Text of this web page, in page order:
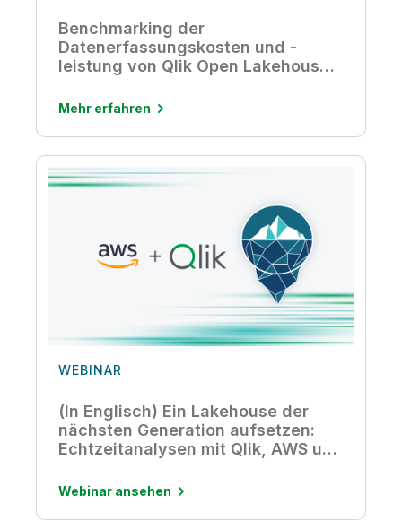
Benchmarking der
Datenerfassungskosten und -
leistung von Qlik Open Lakehouse
Warehouse
Mehr erfahren
WEBINAR
(In Englisch) Ein Lakehouse der
nächsten Generation aufsetzen:
Echtzeitanalysen mit Qlik, AWS und
Webinar ansehen